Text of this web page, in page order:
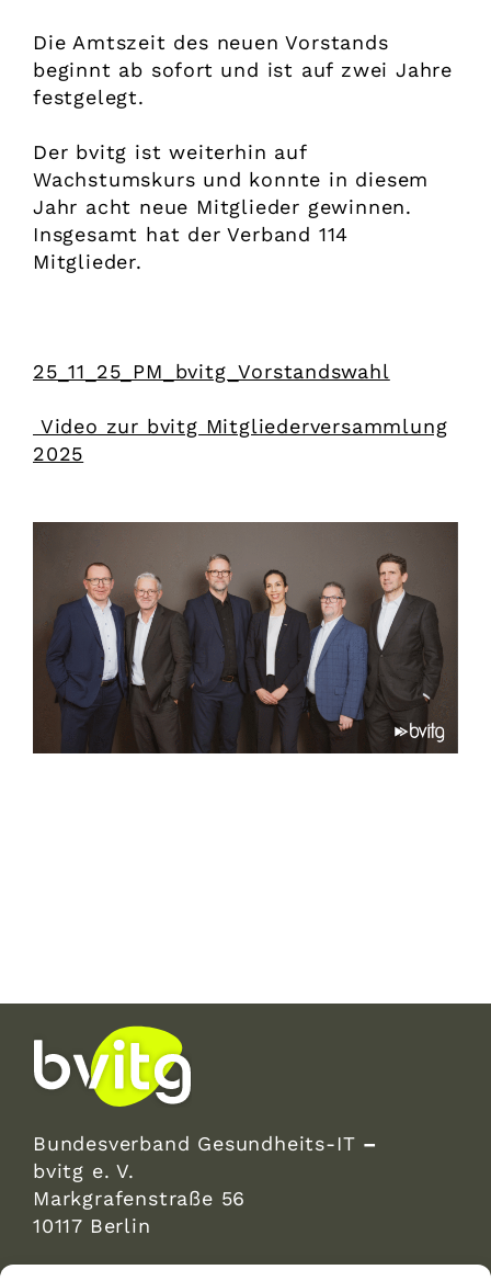
Die Amtszeit des neuen Vorstands
beginnt ab sofort und ist auf zwei Jahre
festgelegt.
Der bvitg ist weiterhin auf
Wachstumskurs und konnte in diesem
Jahr acht neue Mitglieder gewinnen.
Insgesamt hat der Verband 114
Mitglieder.
25_11_25_PM_bvitg_Vorstandswahl
Video zur bvitg Mitgliederversammlung
2025
Bundesverband Gesundheits-IT –
bvitg e. V.
Markgrafenstraße 56
10117 Berlin